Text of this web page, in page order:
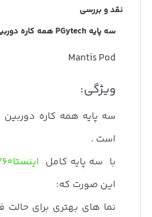
نقد و بررسی
سه پایه PGytech همه کاره دوربین
Mantis Pod
ویژگی:
است .
با سه پایه کامل اینستا360
این صورت که:
نما های بهتری برای حالت